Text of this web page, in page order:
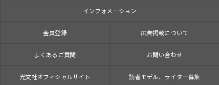
インフォメーション
会員登録 広告掲載について
よくあるご質問 お問い合わせ
光文社オフィシャルサイト 読者モデル、ライター募集